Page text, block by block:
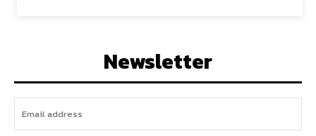
Newsletter